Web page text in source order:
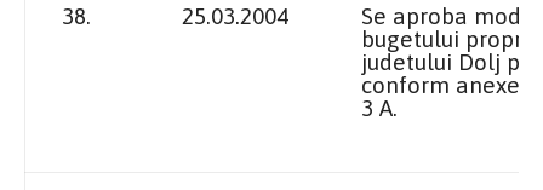
38. 25.03.2004
Se aproba
bugetului
judetului Dolj pe
conform
3 A.